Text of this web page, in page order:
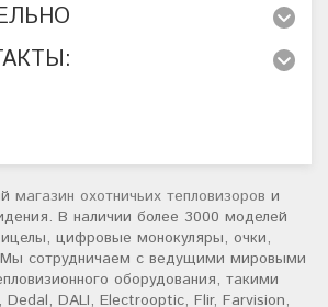
магазин охотничьих тепловизоров и
В наличии более 3000 моделей
цифровые монокуляры, очки,
сотрудничаем с ведущими мировыми
оборудования, такими
DALI, Electrooptic, Flir, Farvision,